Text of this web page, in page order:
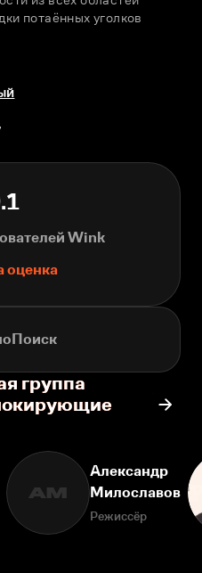
потаённых уголков
Wink
оценка
группа
АМ
Александр
Милославов
Режиссёр